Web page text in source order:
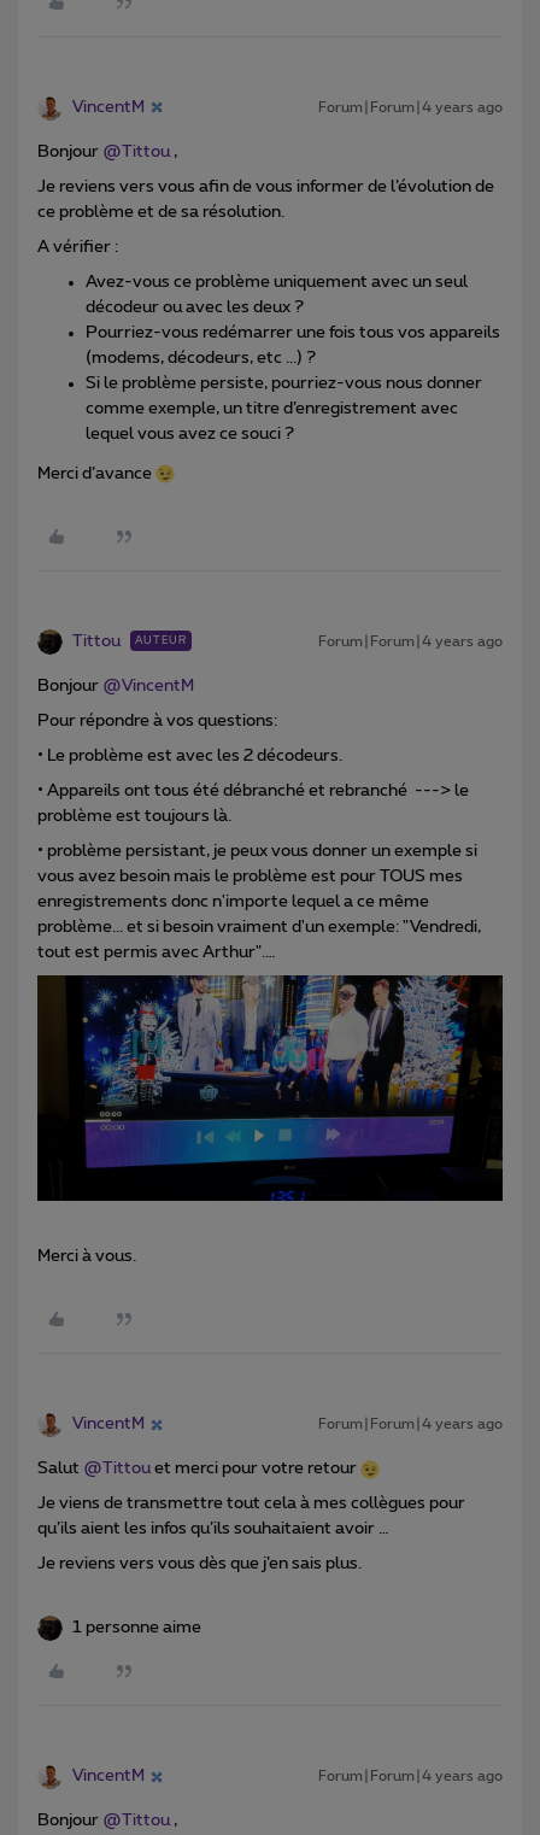
VincentM Forum|Forum|4 years ago
Bonjour @Tittou ,
Je reviens vers vous afin de vous informer de l’évolution de
ce problème et de sa résolution.
A vérifier :
Avez-vous ce problème uniquement avec un seul
décodeur ou avec les deux ?
Pourriez-vous redémarrer une fois tous vos appareils
(modems, décodeurs, etc ...) ?
Si le problème persiste, pourriez-vous nous donner
comme exemple, un titre d’enregistrement avec
lequel vous avez ce souci ?
Merci d’avance
Tittou AUTEUR Forum|Forum|4 years ago
Bonjour @VincentM
Pour répondre à vos questions:
• Le problème est avec les 2 décodeurs.
• Appareils ont tous été débranché et rebranché ---> le
problème est toujours là.
• problème persistant, je peux vous donner un exemple si
vous avez besoin mais le problème est pour TOUS mes
enregistrements donc n'importe lequel a ce même
problème... et si besoin vraiment d'un exemple: "Vendredi,
tout est permis avec Arthur".…
Merci à vous.
VincentM Forum|Forum|4 years ago
Salut @Tittouet merci pour votre retour
Je viens de transmettre tout cela à mes collègues pour
qu’ils aient les infos qu’ils souhaitaient avoir …
Je reviens vers vous dès que j’en sais plus.
1 personne aime
VincentM Forum|Forum|4 years ago
Bonjour @Tittou,